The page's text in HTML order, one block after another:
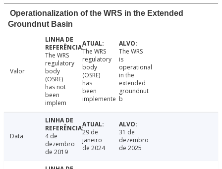
Operationalization of the WRS in the Extended
Groundnut Basin
Valor
The WRS
regulatory
body
(OSRE)
has not
been
implem
The WRS
regulatory
body
(OSRE)
has
been
implemente
The WRS
is
operational
in the
extended
groundnut
b
Data
4 de
dezembro
de 2019
29 de
janeiro
de 2024
31 de
dezembro
de 2025